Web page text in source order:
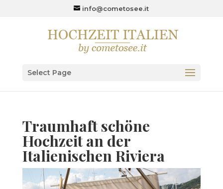
info@cometosee.it
Select Page
Traumhaft schöne
Hochzeit an der
Italienischen Riviera